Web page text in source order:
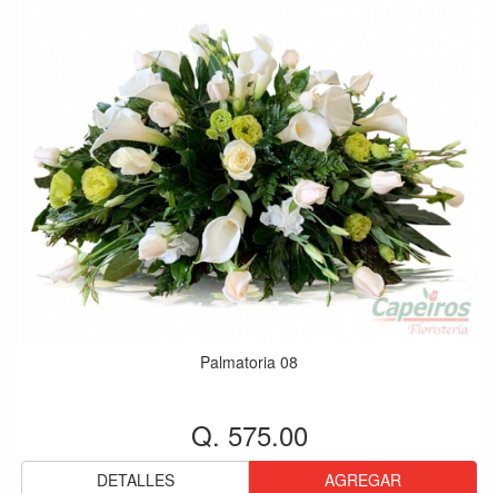
Palmatoria 08
Q. 575.00
DETALLES AGREGAR